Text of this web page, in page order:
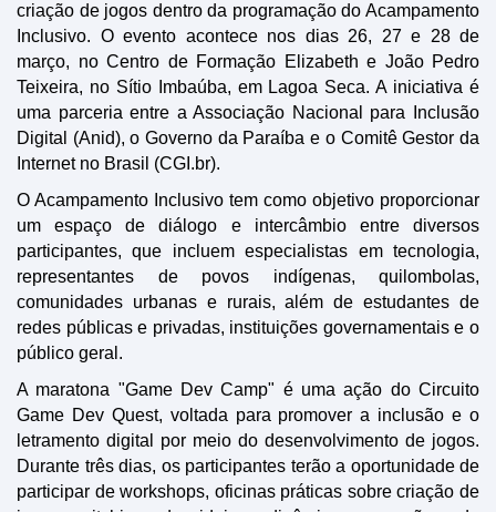
criação de jogos dentro da programação do Acampamento
Inclusivo. O evento acontece nos dias 26, 27 e 28 de
março, no Centro de Formação Elizabeth e João Pedro
Teixeira, no Sítio Imbaúba, em Lagoa Seca. A iniciativa é
uma parceria entre a Associação Nacional para Inclusão
Digital (Anid), o Governo da Paraíba e o Comitê Gestor da
Internet no Brasil (CGI.br).
O Acampamento Inclusivo tem como objetivo proporcionar
um espaço de diálogo e intercâmbio entre diversos
participantes, que incluem especialistas em tecnologia,
representantes de povos indígenas, quilombolas,
comunidades urbanas e rurais, além de estudantes de
redes públicas e privadas, instituições governamentais e o
público geral.
A maratona "Game Dev Camp" é uma ação do Circuito
Game Dev Quest, voltada para promover a inclusão e o
letramento digital por meio do desenvolvimento de jogos.
Durante três dias, os participantes terão a oportunidade de
participar de workshops, oficinas práticas sobre criação de